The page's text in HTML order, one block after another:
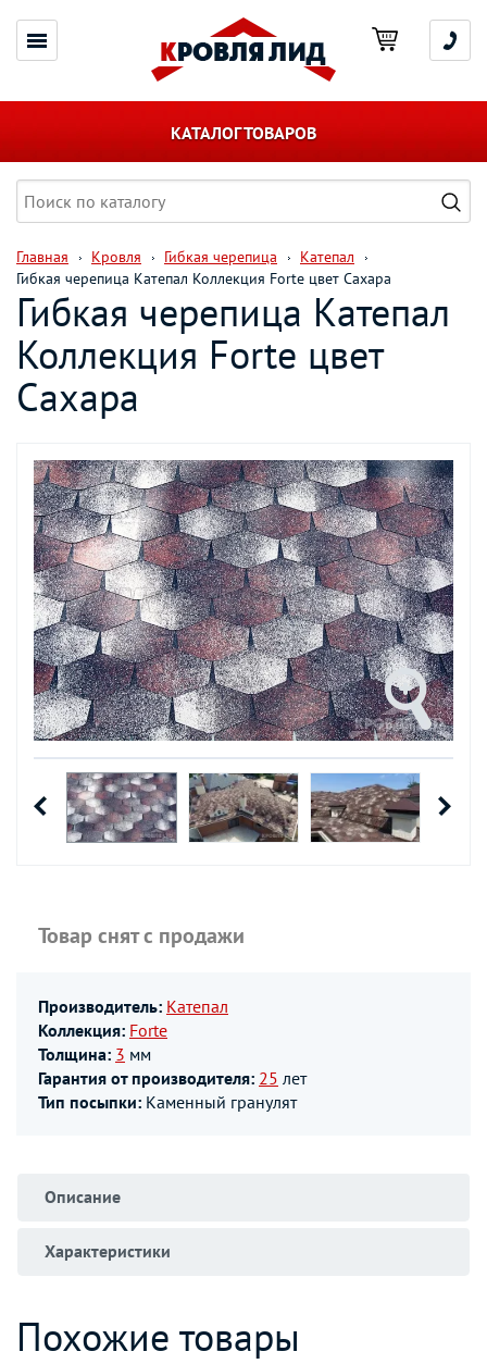
КАТАЛОГ ТОВАРОВ
Главная Кровля Гибкая черепица
Катепал
Гибкая черепица Катепал Коллекция Forte цвет Сахара
Гибкая черепица Катепал
Коллекция Forte цвет
Сахара
Товар снят с продажи
Производитель: Катепал
Коллекция: Forte
Толщина: 3 мм
Гарантия от производителя: 25 лет
Тип посыпки: Каменный гранулят
Описание
Характеристики
Похожие товары